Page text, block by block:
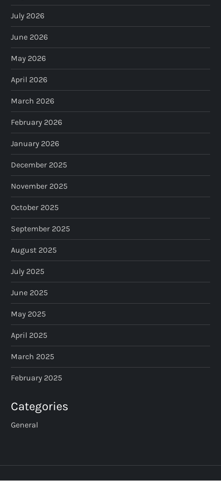
July 2026
June 2026
May 2026
April 2026
March 2026
February 2026
January 2026
December 2025
November 2025
October 2025
September 2025
August 2025
July 2025
June 2025
May 2025
April 2025
March 2025
February 2025
Categories
General